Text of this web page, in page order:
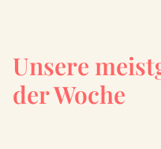
Unsere
der Woche